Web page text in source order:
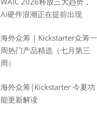
AI硬件浪潮正在提前出现
海外众筹 | Kickstarter众筹一
周热门产品精选（七月第三
周）
海外众筹|Kickstarter 今夏功
能更新解读